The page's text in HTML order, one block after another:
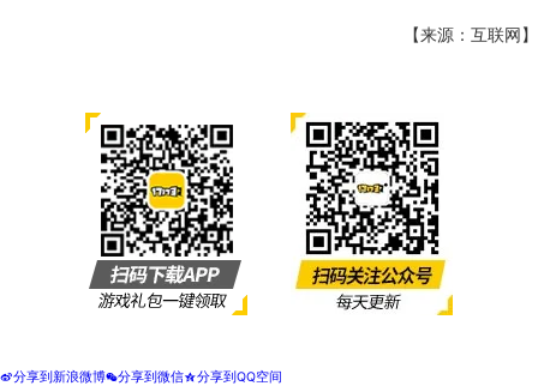
【来源：互联网】
t分享到新浪微博w分享到微信z分享到QQ空间